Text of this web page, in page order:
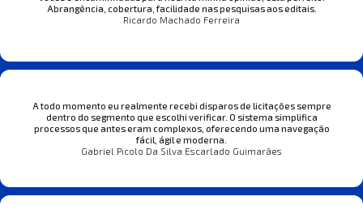
Abrangência, cobertura, facilidade nas pesquisas aos editais.
Ricardo Machado Ferreira
A todo momento eu realmente recebi disparos de licitações sempre
dentro do segmento que escolhi verificar. O sistema simplifica
processos que antes eram complexos, oferecendo uma navegação
fácil, ágil e moderna.
Gabriel Picolo Da Silva Escarlado Guimarães